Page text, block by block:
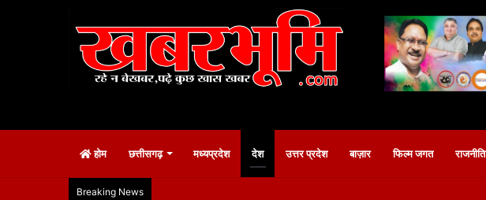
होम छत्तीसगढ़ मध्यप्रदेश देश उत्तर प्रदेश बाज़ार फिल्म जगत राजनीति
Breaking News